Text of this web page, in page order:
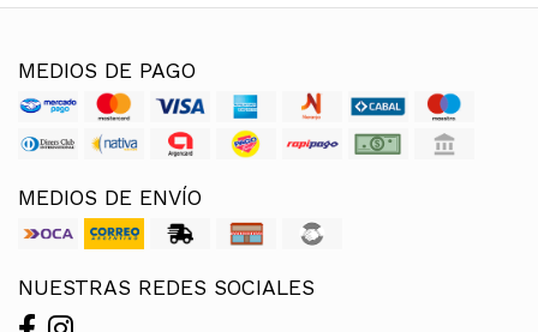
MEDIOS DE PAGO
MEDIOS DE ENVÍO
NUESTRAS REDES SOCIALES